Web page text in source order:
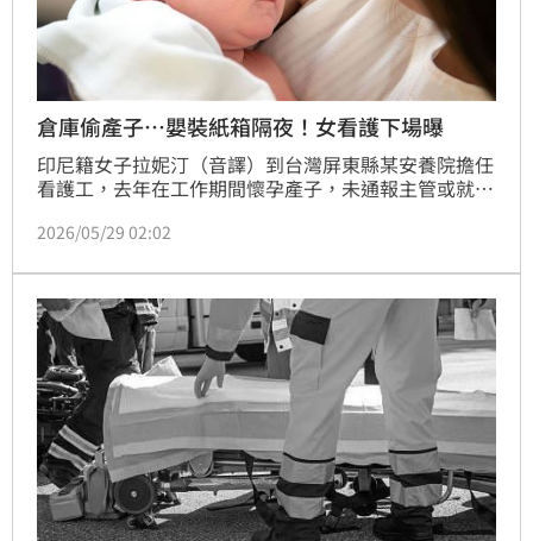
倉庫偷產子…嬰裝紙箱隔夜！女看護下場曝
印尼籍女子拉妮汀（音譯）到台灣屏東縣某安養院擔任
看護工，去年在工作期間懷孕產子，未通報主管或就
事發現；此案曝光後，生母被依法送辦，法院考量她認
照片為證，審理後，依法判緩刑2年，緩刑期間付保護
管束，可上訴。
2026/05/29 02:02